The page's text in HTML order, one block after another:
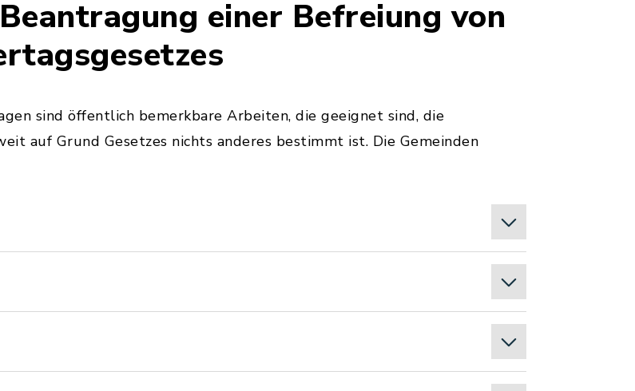
einer Befreiung von
sind öffentlich bemerkbare Arbeiten, die geeignet sind, die
auf Grund Gesetzes nichts anderes bestimmt ist. Die Gemeinden